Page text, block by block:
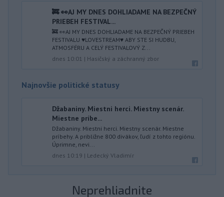
🚒 👀AJ MY DNES DOHLIADAME NA BEZPEČNÝ
PRIEBEH FESTIVAL...
🚒 👀AJ MY DNES DOHLIADAME NA BEZPEČNÝ PRIEBEH
FESTIVALU ♥️LOVESTREAM♥️ ABY STE SI HUDBU,
ATMOSFÉRU A CELÝ FESTIVALOVÝ Z...
dnes 10:01 | Hasičský a záchranný zbor
Najnovšie politické statusy
Džabaniny. Miestni herci. Miestny scenár.
Miestne príbe...
Džabaniny. Miestni herci. Miestny scenár. Miestne
príbehy. A približne 800 divákov, ľudí z tohto regiónu.
Úprimne, nevi...
dnes 10:19 | Ledecký Vladimír
Neprehliadnite